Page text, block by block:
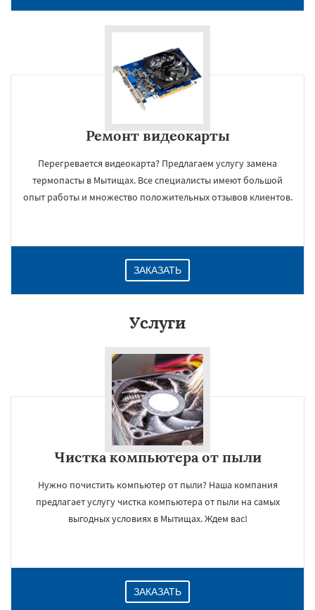
Ремонт видеокарты
Перегревается видеокарта? Предлагаем услугу замена
термопасты в Мытищах. Все специалисты имеют большой
опыт работы и множество положительных отзывов клиентов.
ЗАКАЗАТЬ
Услуги
Чистка компьютера от пыли
Нужно почистить компьютер от пыли? Наша компания
предлагает услугу чистка компьютера от пыли на самых
выгодных условиях в Мытищах. Ждем вас!
ЗАКАЗАТЬ
×